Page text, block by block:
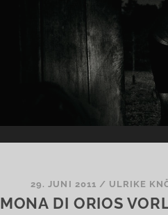
29. JUNI 2011 / ULRIKE
MONA DI ORIOS